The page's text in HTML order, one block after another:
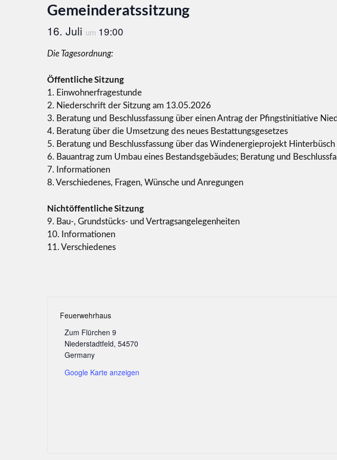
Gemeinderatssitzung
16. Juli um 19:00
Die Tagesordnung:
Öffentliche Sitzung
1. Einwohnerfragestunde
2. Niederschrift der Sitzung am 13.05.2026
3. Beratung und Beschlussfassung über einen Antrag der Pfingstinitiative
4. Beratung über die Umsetzung des neues Bestattungsgesetzes
5. Beratung und Beschlussfassung über das Windenergieprojekt Hinterbüsch
6. Bauantrag zum Umbau eines Bestandsgebäudes; Beratung und
7. Informationen
8. Verschiedenes, Fragen, Wünsche und Anregungen
Nichtöffentliche Sitzung
9. Bau-, Grundstücks- und Vertragsangelegenheiten
10. Informationen
11. Verschiedenes
Feuerwehrhaus
Zum Flürchen 9
Niederstadtfeld, 54570
Germany
Google Karte anzeigen